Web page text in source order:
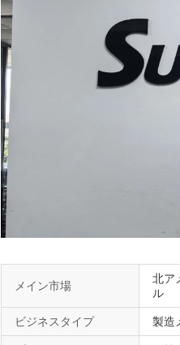
メイン市場
北ア
ル
ビジネスタイプ 製造